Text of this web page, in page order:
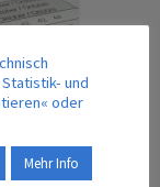
und
oder
Mehr Info